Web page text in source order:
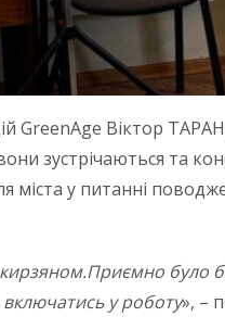
GreenAge Віктор ТАРАН
зустрічаються та
міста у питанні
було
у роботу», –